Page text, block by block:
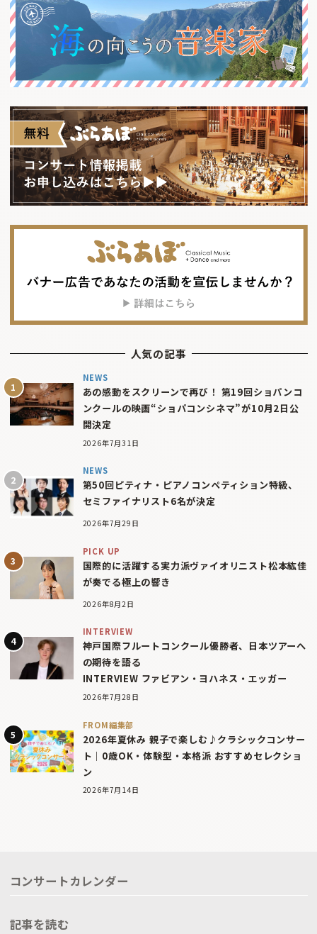
人気の記事
NEWS
あの感動をスクリーンで再び！ 第19回ショパンコ
ンクールの映画“ショパコンシネマ”が10月2日公
開決定
2026年7月31日
NEWS
第50回ピティナ・ピアノコンペティション特級、
セミファイナリスト6名が決定
2026年7月29日
PICK UP
国際的に活躍する実力派ヴァイオリニスト松本紘佳
が奏でる極上の響き
2026年8月2日
INTERVIEW
神戸国際フルートコンクール優勝者、日本ツアーへ
の期待を語る
INTERVIEW ファビアン・ヨハネス・エッガー
2026年7月28日
FROM編集部
2026年夏休み 親子で楽しむ♪クラシックコンサー
ト｜0歳OK・体験型・本格派 おすすめセレクショ
ン
2026年7月14日
コンサートカレンダー
記事を読む